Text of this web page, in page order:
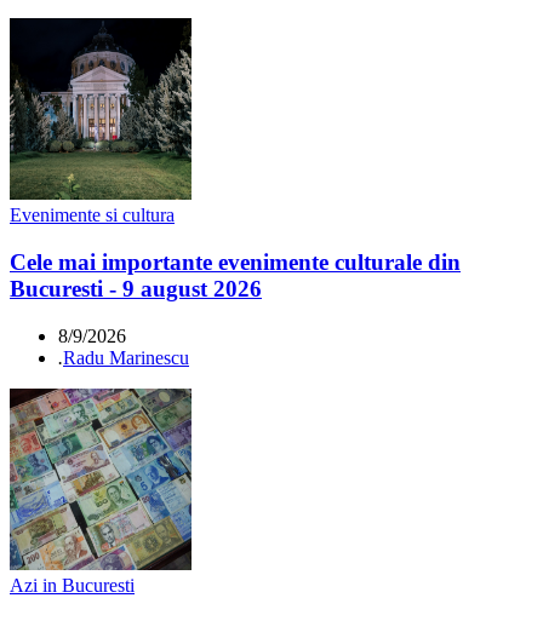
Evenimente si cultura
Cele mai importante evenimente culturale din
Bucuresti - 9 august 2026
8/9/2026
.Radu Marinescu
Azi in Bucuresti